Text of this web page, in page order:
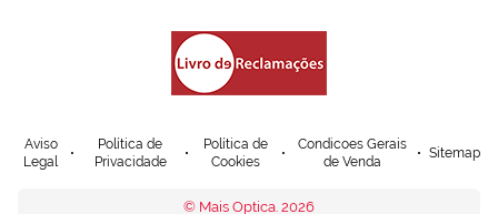
Aviso
Legal
Política de
Privacidade
Política de
Cookies
Condicoes Gerais
de Venda
Sitemap
© Mais Optica. 2026